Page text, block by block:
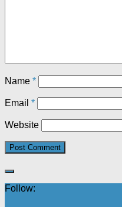
Name *
Email *
Website
Follow: